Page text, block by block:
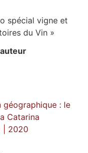
spécial vigne et
du Vin »
géographique : le
Catarina
| 2020